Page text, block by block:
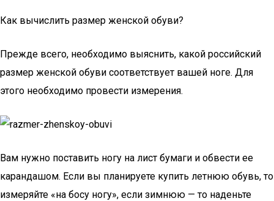
Как вычислить размер женской обуви?
Прежде всего, необходимо выяснить, какой российский
размер женской обуви соответствует вашей ноге. Для
этого необходимо провести измерения.
Вам нужно поставить ногу на лист бумаги и обвести ее
карандашом. Если вы планируете купить летнюю обувь, то
измеряйте «на босу ногу», если зимнюю — то наденьте